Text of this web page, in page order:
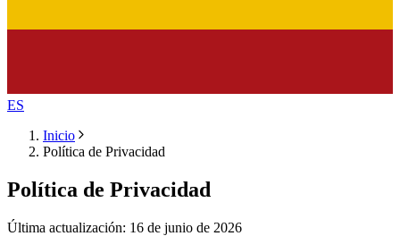
ES
Inicio
Política de Privacidad
Política de Privacidad
Última actualización: 16 de junio de 2026